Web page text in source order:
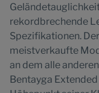
rekordbrechende
Spezifikationen.
meistverkaufte
an dem alle
Bentayga